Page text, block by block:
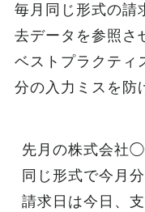
毎月同じ形式の請
去データを参照さ
ベストプラクティ
分の入力ミスを防
先月の株式会社
同じ形式で今月
請求日は今日、